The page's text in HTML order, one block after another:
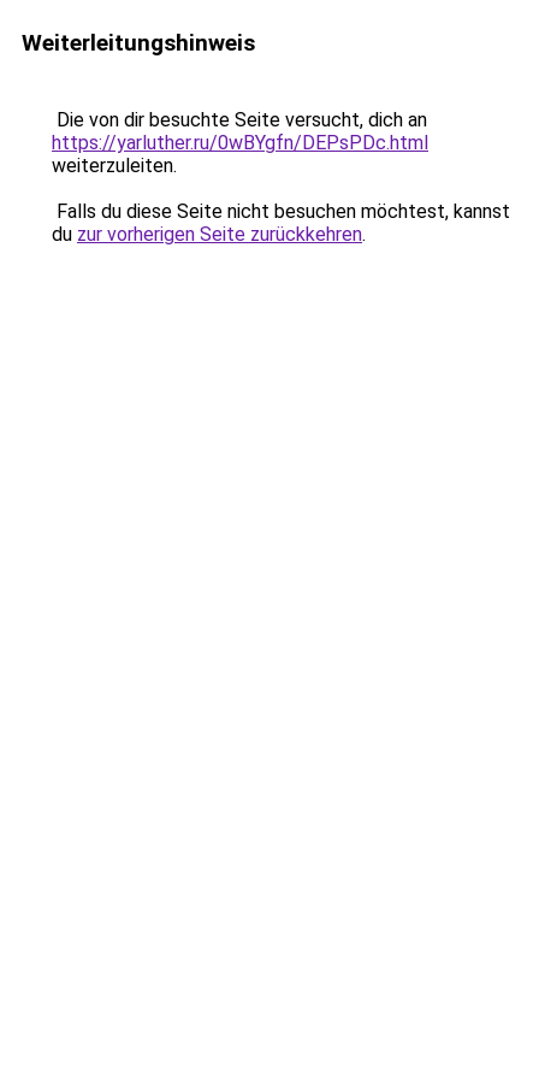
Weiterleitungshinweis
Die von dir besuchte Seite versucht, dich an
https://yarluther.ru/0wBYgfn/DEPsPDc.html
weiterzuleiten.
Falls du diese Seite nicht besuchen möchtest, kannst
du zur vorherigen Seite zurückkehren.